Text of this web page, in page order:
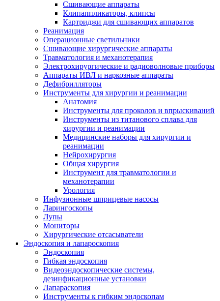
Сшивающие аппараты
Клипаппликаторы, клипсы
Картриджи для сшивающих аппаратов
Реанимация
Операционные светильники
Сшивающие хирургические аппараты
Травматология и механотерапия
Электрохирургические и радиоволновые приборы
Аппараты ИВЛ и наркозные аппараты
Дефибрилляторы
Инструменты для хирургии и реанимации
Анатомия
Инструменты для проколов и впрыскиваний
Инструменты из титанового сплава для
хирургии и реанимации
Медицинские наборы для хирургии и
реанимации
Нейрохирургия
Общая хирургия
Инструмент для травматологии и
механотерапии
Урология
Инфузионные шприцевые насосы
Ларингоскопы
Лупы
Мониторы
Хирургические отсасыватели
Эндоскопия и лапароскопия
Эндоскопия
Гибкая эндоскопия
Видеоэндоскопические системы,
дезинфикационные установки
Лапараскопия
Инструменты к гибким эндоскопам